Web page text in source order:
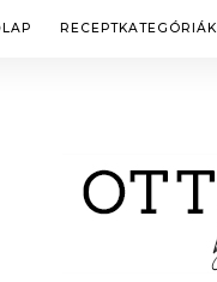
RECEPTKATEGÓRIÁK